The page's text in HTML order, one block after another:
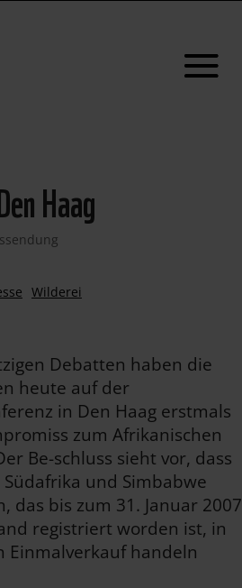
Haag
Wilderei
Debatten haben die
heute auf der
in Den Haag erstmals
zum Afrikanischen
Be-schluss sieht vor, dass
und Simbabwe
das bis zum 31. Januar 2007
registriert worden ist, in
Einmalverkauf handeln